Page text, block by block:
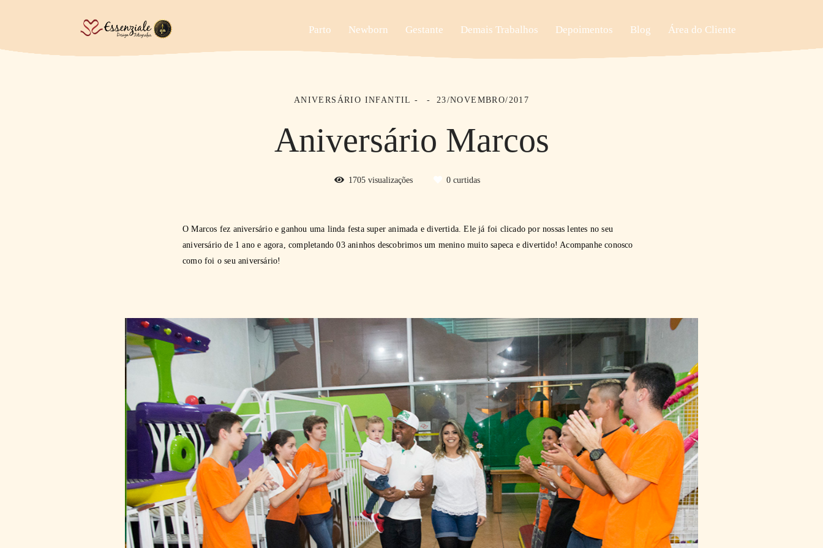
Parto Newborn Gestante Demais Trabalhos Depoimentos Blog Área do Cliente
ANIVERSÁRIO INFANTIL 23/NOVEMBRO/2017
Aniversário Marcos
1705visualizações 0curtidas
O Marcos fez aniversário e ganhou uma linda festa super animada e divertida. Ele já foi clicado por nossas lentes no seu
aniversário de 1 ano e agora, completando 03 aninhos descobrimos um menino muito sapeca e divertido! Acompanhe conosco
como foi o seu aniversário!